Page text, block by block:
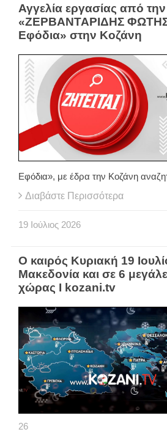
Αγγελία εργασίας από
«ΖΕΡΒΑΝΤΑΡΙΔΗΣ ΦΩΤΗΣ
Εφόδια» στην Κοζάνη
Εφόδια», με έδρα την Κοζάνη
Διαβάστε Περισσότερα
19 Ιούλιος 2026
Ο καιρός Κυριακή 19
Μακεδονία και σε 6
χώρας Ι kozani.tv
26